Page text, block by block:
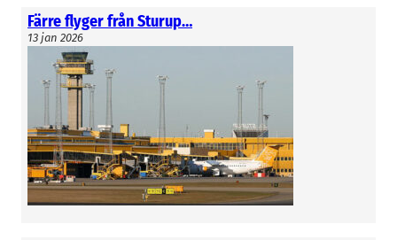
Färre flyger från Sturup…
13 jan 2026